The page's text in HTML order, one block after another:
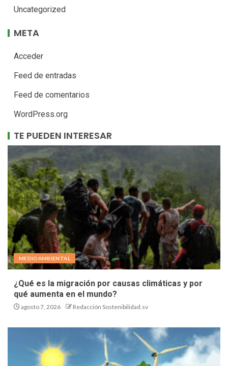
Uncategorized
META
Acceder
Feed de entradas
Feed de comentarios
WordPress.org
TE PUEDEN INTERESAR
MEDIOAMBIENTAL
¿Qué es la migración por causas climáticas y por
qué aumenta en el mundo?
agosto 7, 2026 Redacción Sostenibilidad.sv